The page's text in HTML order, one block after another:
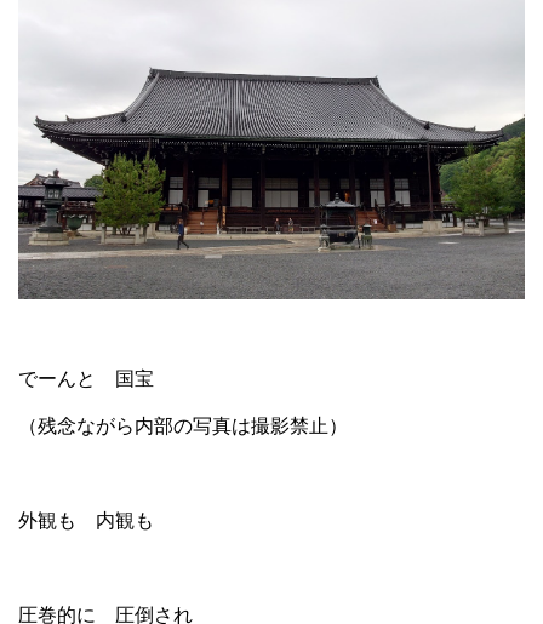
でーんと 国宝
（残念ながら内部の写真は撮影禁止）
外観も 内観も
圧巻的に 圧倒され